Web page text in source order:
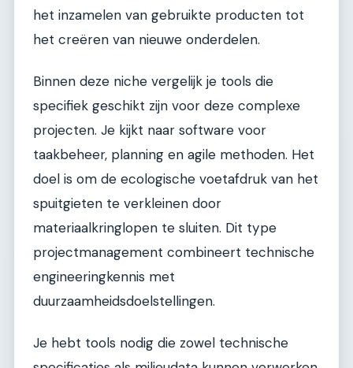
het inzamelen van gebruikte producten tot
het creëren van nieuwe onderdelen.
Binnen deze niche vergelijk je tools die
specifiek geschikt zijn voor deze complexe
projecten. Je kijkt naar software voor
taakbeheer, planning en agile methoden. Het
doel is om de ecologische voetafdruk van het
spuitgieten te verkleinen door
materiaalkringlopen te sluiten. Dit type
projectmanagement combineert technische
engineeringkennis met
duurzaamheidsdoelstellingen.
Je hebt tools nodig die zowel technische